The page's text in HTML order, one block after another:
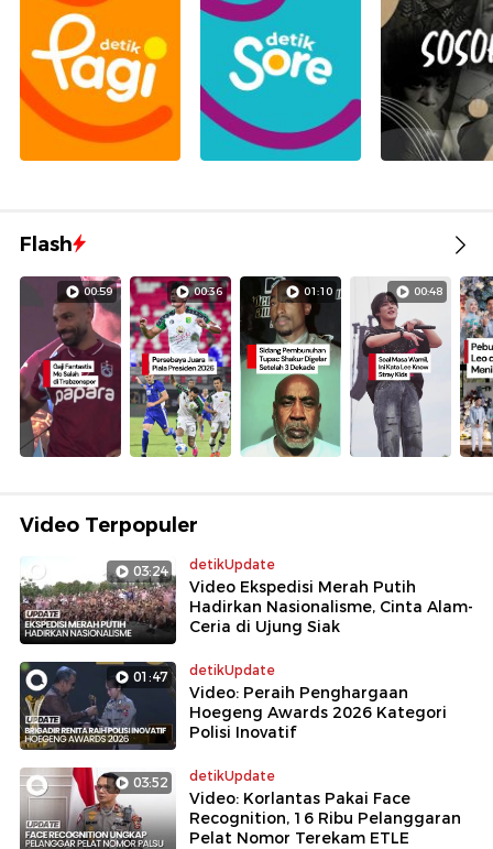
Flash
00:59 00:36 01:10 00:48
Video Terpopuler
03:24 detikUpdate
Video Ekspedisi Merah Putih
Hadirkan Nasionalisme, Cinta Alam-
Ceria di Ujung Siak
01:47 detikUpdate
Video: Peraih Penghargaan
Hoegeng Awards 2026 Kategori
Polisi Inovatif
03:52 detikUpdate
Video: Korlantas Pakai Face
Recognition, 16 Ribu Pelanggaran
Pelat Nomor Terekam ETLE